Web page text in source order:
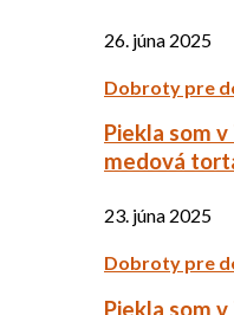
26. júna 2025
Dobroty pre
Piekla som
medová
23. júna 2025
Dobroty pre
Piekla som